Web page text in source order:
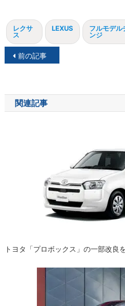
レクサ
ス
LEXUS
フルモデル
ンジ
投
ナ
ビ
前の記事
関連記事
トヨタ「プロボックス」の一部改良